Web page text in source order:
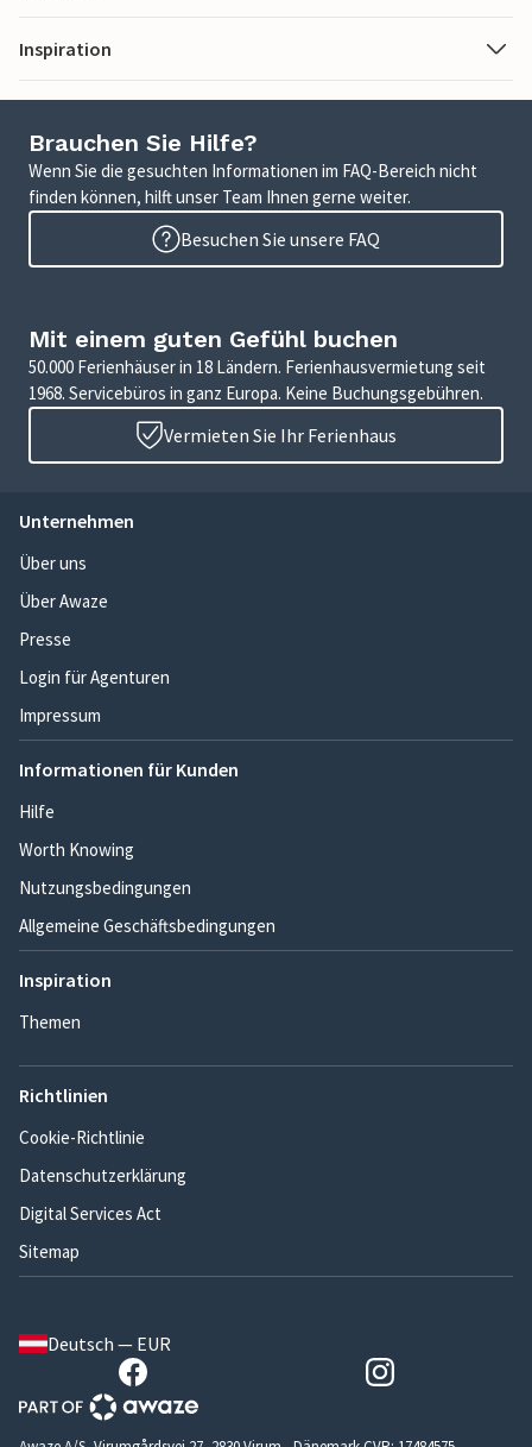
Inspiration
Brauchen Sie Hilfe?
Wenn Sie die gesuchten Informationen im FAQ-Bereich nicht
finden können, hilft unser Team Ihnen gerne weiter.
Besuchen Sie unsere FAQ
Mit einem guten Gefühl buchen
50.000 Ferienhäuser in 18 Ländern. Ferienhausvermietung seit
1968. Servicebüros in ganz Europa. Keine Buchungsgebühren.
Vermieten Sie Ihr Ferienhaus
Unternehmen
Über uns
Über Awaze
Presse
Login für Agenturen
Impressum
Informationen für Kunden
Hilfe
Worth Knowing
Nutzungsbedingungen
Allgemeine Geschäftsbedingungen
Inspiration
Themen
Richtlinien
Cookie-Richtlinie
Datenschutzerklärung
Digital Services Act
Sitemap
Deutsch — EUR